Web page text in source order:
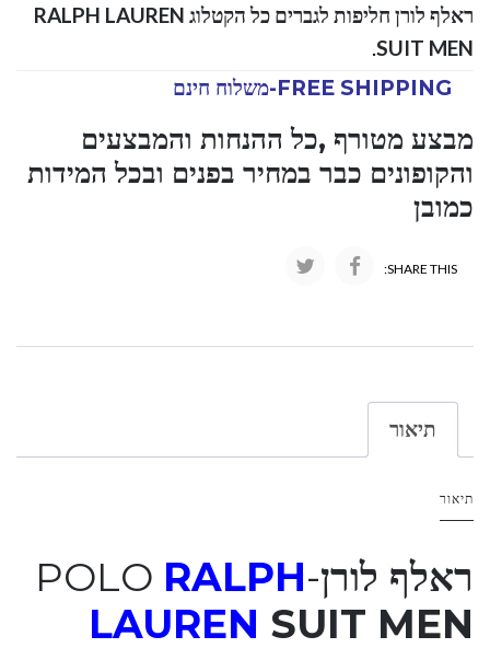
ראלף לורן חליפות לגברים כל הקטלוג RALPH LAUREN
SUIT MEN
.
FREE SHIPPING-משלוח חינם
מבצע מטורף ,כל ההנחות והמבצעים
והקופונים כבר במחיר בפנים ובכל המידות
כמובן
SHARE THIS:
תיאור
תיאור
ראלף לורן-POLO
RALPH
LAUREN SUIT MEN